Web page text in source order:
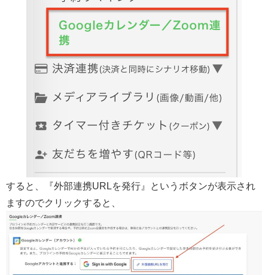
すると、『外部連携URLを発行 』というボタンが表示され
ますのでクリックすると、